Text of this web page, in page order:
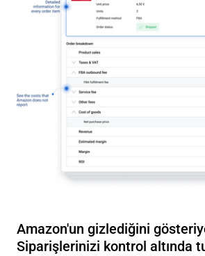
Amazon'un gizlediğini
Siparişlerinizi kontrol altında